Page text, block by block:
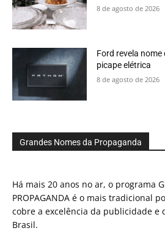
8 de agosto de 2026
Ford revela nome
picape elétrica
8 de agosto de 2026
Grandes Nomes da Propaganda
Há mais 20 anos no ar, o programa
PROPAGANDA é o mais tradicional
cobre a excelência da publicidade e
Brasil.